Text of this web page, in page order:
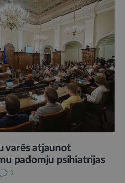
varēs atjaunot
padomju psihiatrijas
1